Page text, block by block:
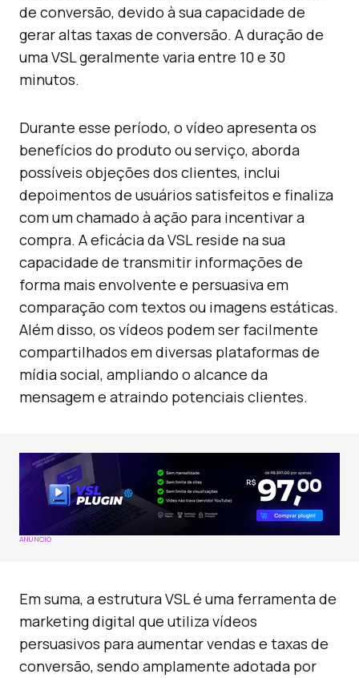
de conversão, devido à sua capacidade de
gerar altas taxas de conversão. A duração de
uma VSL geralmente varia entre 10 e 30
minutos.
Durante esse período, o vídeo apresenta os
benefícios do produto ou serviço, aborda
possíveis objeções dos clientes, inclui
depoimentos de usuários satisfeitos e finaliza
com um chamado à ação para incentivar a
compra. A eficácia da VSL reside na sua
capacidade de transmitir informações de
forma mais envolvente e persuasiva em
comparação com textos ou imagens estáticas.
Além disso, os vídeos podem ser facilmente
compartilhados em diversas plataformas de
mídia social, ampliando o alcance da
mensagem e atraindo potenciais clientes.
ANÚNCIO
Em suma, a estrutura VSL é uma ferramenta de
marketing digital que utiliza vídeos
persuasivos para aumentar vendas e taxas de
conversão, sendo amplamente adotada por